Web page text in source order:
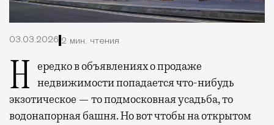
03.03.2026 2 мин. чтения
Нередко в объявлениях о продаже недвижимости попадается что-нибудь
экзотическое — то подмосковная усадьба, то
водонапорная башня. Но вот чтобы на открытом